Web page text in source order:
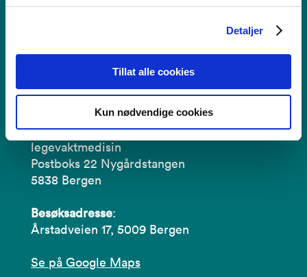
Detaljer
Tillat alle cookies
Kun nødvendige cookies
legevaktmedisin@norceresearch.no
Postadresse:
NORCE, Nasjonalt kompetansesenter for
legevaktmedisin
Postboks 22 Nygårdstangen
5838 Bergen
Besøksadresse:
Årstadveien 17, 5009 Bergen
Se på Google Maps